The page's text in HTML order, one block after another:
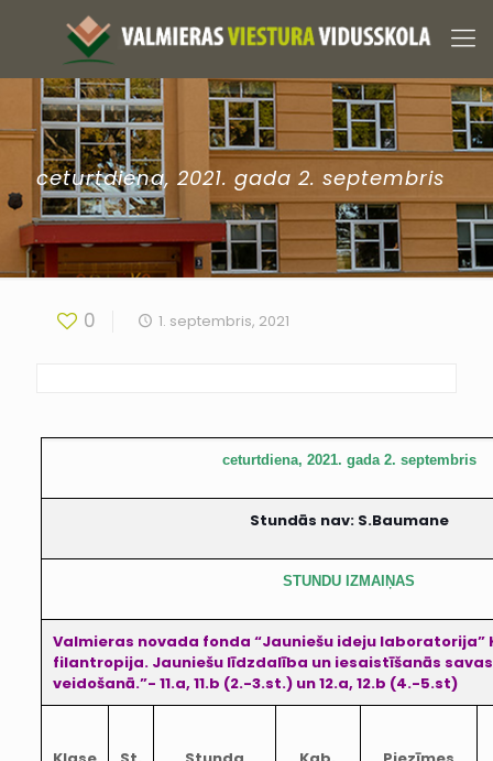
ceturtdiena, 2021. gada 2. septembris
0 1. septembris, 2021
ceturtdiena, 2021. gada 2. septembris
Stundās nav: S.Baumane
STUNDU IZMAIŅAS
Valmieras novada fonda “Jauniešu ideju laboratorija”
filantropija. Jauniešu līdzdalība un iesaistīšanās
veidošanā.”- 11.a, 11.b (2.-3.st.) un 12.a, 12.b (4.-5.st)